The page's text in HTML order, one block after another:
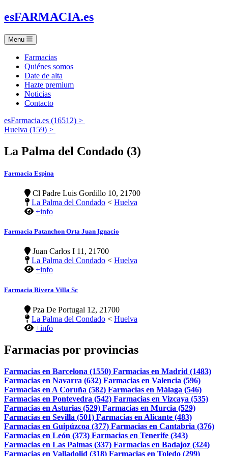
esFARMACIA.es
Menu
Farmacias
Quiénes somos
Date de alta
Hazte premium
Noticias
Contacto
esFarmacia.es (16512) >
Huelva (159) >
La Palma del Condado (3)
Farmacia Espina
Cl Padre Luis Gordillo 10, 21700
La Palma del Condado < Huelva
+info
Farmacia Patanchon Orta Juan Ignacio
Juan Carlos I 11, 21700
La Palma del Condado < Huelva
+info
Farmacia Rivera Villa Sc
Pza De Portugal 12, 21700
La Palma del Condado < Huelva
+info
Farmacias por provincias
Farmacias en Barcelona (1550) Farmacias en Madrid (1483)
Farmacias en Navarra (632) Farmacias en Valencia (596)
Farmacias en A Coruña (582) Farmacias en Málaga (546)
Farmacias en Pontevedra (542) Farmacias en Vizcaya (535)
Farmacias en Asturias (529) Farmacias en Murcia (529)
Farmacias en Sevilla (501) Farmacias en Alicante (483)
Farmacias en Guipúzcoa (377) Farmacias en Cantabria (376)
Farmacias en León (373) Farmacias en Tenerife (343)
Farmacias en Las Palmas (337) Farmacias en Badajoz (324)
Farmacias en Valladolid (318) Farmacias en Toledo (299)